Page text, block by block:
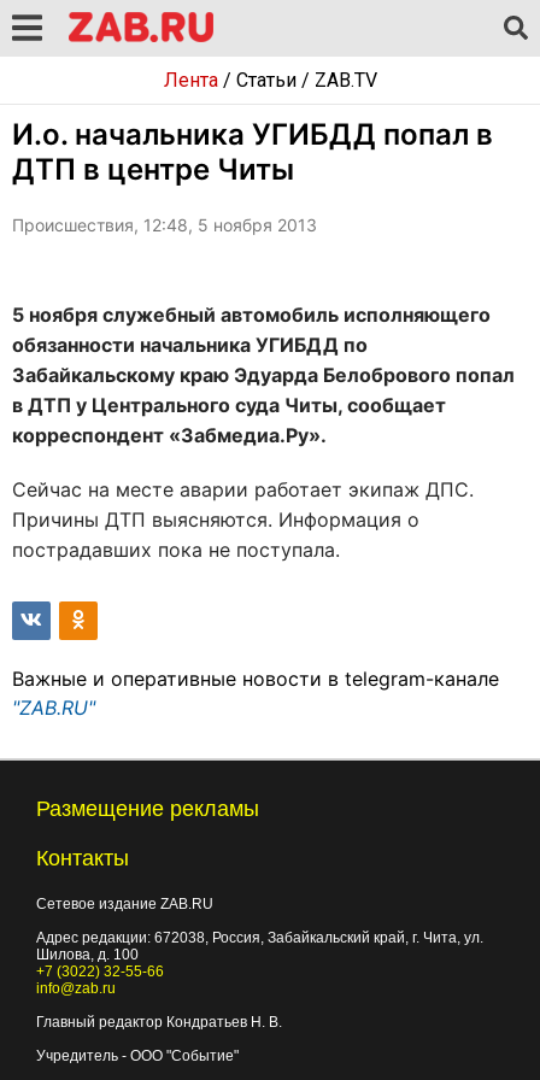
Лента/ Статьи/ ZAB.TV
И.о. начальника УГИБДД попал в
ДТП в центре Читы
Происшествия, 12:48, 5 ноября 2013
5 ноября служебный автомобиль исполняющего
обязанности начальника УГИБДД по
Забайкальскому краю Эдуарда Белобрового попал
в ДТП у Центрального суда Читы, сообщает
корреспондент «Забмедиа.Ру».
Сейчас на месте аварии работает экипаж ДПС.
Причины ДТП выясняются. Информация о
пострадавших пока не поступала.
Важные и оперативные новости в telegram-канале
"ZAB.RU"
Размещение рекламы
Контакты
Сетевое издание ZAB.RU
Адрес редакции: 672038, Россия, Забайкальский край, г. Чита, ул.
Шилова, д. 100
+7 (3022) 32-55-66
info@zab.ru
Главный редактор Кондратьев Н. В.
Учредитель - ООО "Событие"